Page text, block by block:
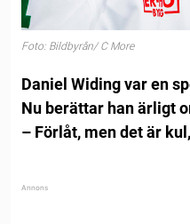
Foto: Bildbyrån/ C More
Daniel Widing var en
Nu berättar han ärligt
– Förlåt, men det är